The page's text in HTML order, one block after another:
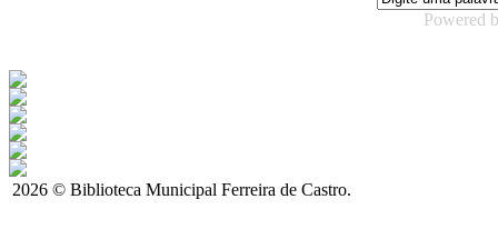
Powered
2026 © Biblioteca Municipal Ferreira de Castro.